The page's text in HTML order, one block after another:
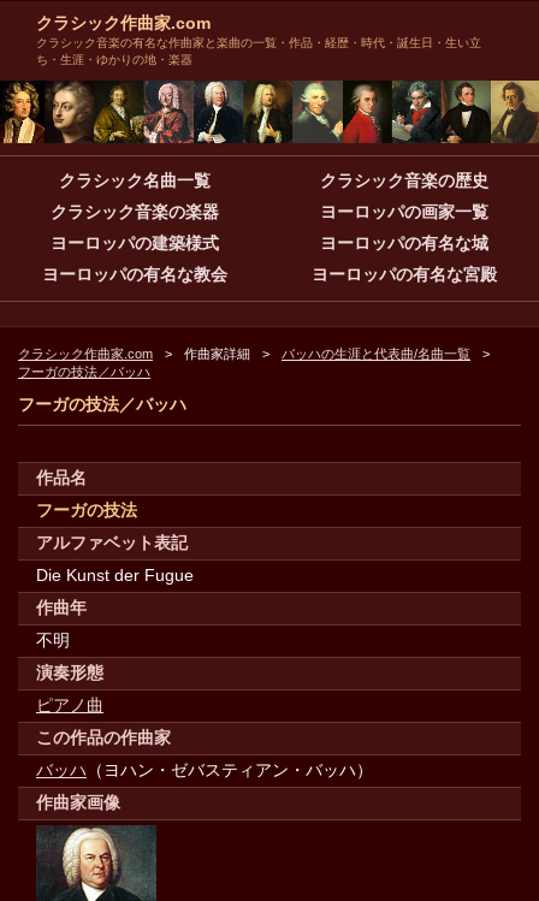
クラシック作曲家.com
クラシック音楽の有名な作曲家と楽曲の一覧・作品・経歴・時代・誕生日・生い立
ち・生涯・ゆかりの地・楽器
クラシック名曲一覧
クラシック音楽の歴史
クラシック音楽の楽器
ヨーロッパの画家一覧
ヨーロッパの建築様式
ヨーロッパの有名な城
ヨーロッパの有名な教会
ヨーロッパの有名な宮殿
クラシック作曲家.com 作曲家詳細
バッハの生涯と代表曲/名曲一覧
フーガの技法／バッハ
フーガの技法／バッハ
作品名
フーガの技法
アルファベット表記
Die Kunst der Fugue
作曲年
不明
演奏形態
ピアノ曲
この作品の作曲家
バッハ （ヨハン・ゼバスティアン・バッハ）
作曲家画像